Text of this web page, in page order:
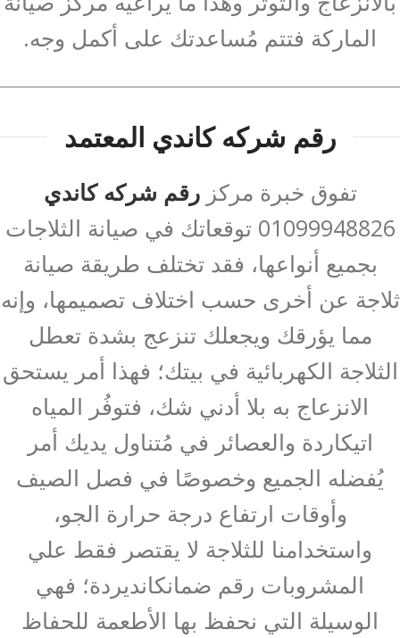
الماركة فتتم مُساعدتك على أكمل وجه.
رقم شركه كاندي المعتمد
تفوق خبرة مركز رقم شركه كاندي
01099948826 توقعاتك في صيانة الثلاجات
بجميع أنواعها، فقد تختلف طريقة صيانة
ثلاجة عن أخرى حسب اختلاف تصميمها، وإنه
مما يؤرقك ويجعلك تنزعج بشدة تعطل
الثلاجة الكهربائية في بيتك؛ فهذا أمر يستحق
الانزعاج به بلا أدني شك، فتوفُر المياه
اتيكاردة والعصائر في مُتناول يديك أمر
يُفضله الجميع وخصوصًا في فصل الصيف
وأوقات ارتفاع درجة حرارة الجو،
واستخدامنا للثلاجة لا يقتصر فقط علي
المشروبات رقم ضمانكانديردة؛ فهي
الوسيلة التي نحفظ بها الأطعمة للحفاظ